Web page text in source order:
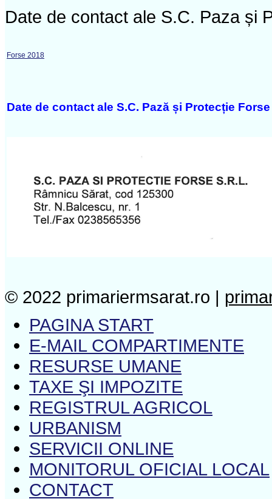
Date de contact ale S.C. Paza și
Forse 2018
Date de contact ale S.C. Pază și Protecție Forse
© 2022 primariermsarat.ro |
PAGINA START
E-MAIL COMPARTIMENTE
RESURSE UMANE
TAXE ŞI IMPOZITE
REGISTRUL AGRICOL
URBANISM
SERVICII ONLINE
MONITORUL OFICIAL LOCAL
CONTACT